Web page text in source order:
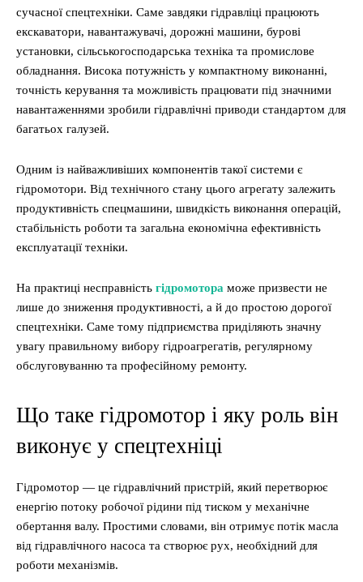
сучасної спецтехніки. Саме завдяки гідравліці працюють
екскаватори, навантажувачі, дорожні машини, бурові
установки, сільськогосподарська техніка та промислове
обладнання. Висока потужність у компактному виконанні,
точність керування та можливість працювати під значними
навантаженнями зробили гідравлічні приводи стандартом для
багатьох галузей.
Одним із найважливіших компонентів такої системи є
гідромотори. Від технічного стану цього агрегату залежить
продуктивність спецмашини, швидкість виконання операцій,
стабільність роботи та загальна економічна ефективність
експлуатації техніки.
На практиці несправність гідромотора може призвести не
лише до зниження продуктивності, а й до простою дорогої
спецтехніки. Саме тому підприємства приділяють значну
увагу правильному вибору гідроагрегатів, регулярному
обслуговуванню та професійному ремонту.
Що таке гідромотор і яку роль він
виконує у спецтехніці
Гідромотор — це гідравлічний пристрій, який перетворює
енергію потоку робочої рідини під тиском у механічне
обертання валу. Простими словами, він отримує потік масла
від гідравлічного насоса та створює рух, необхідний для
роботи механізмів.